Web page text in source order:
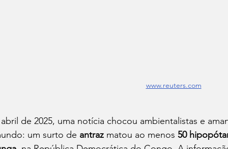
www.reuters.com
de 2025, uma notícia chocou ambientalistas e
um surto de antraz matou ao menos 50